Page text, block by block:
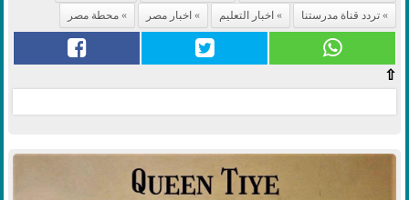
تردد قناة مدرستنا
اخبار التعليم اخبار مصر محطة مصر
⇧